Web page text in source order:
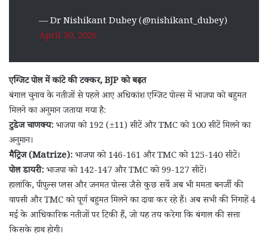
— Dr Nishikant Dubey (@nishikant_dubey)
April 30, 2026
एग्जिट पोल में कांटे की टक्कर, BJP को बढ़त
बंगाल चुनाव के नतीजों से पहले आए अधिकांश एग्जिट पोल्स में भाजपा को बहुमत
मिलने का अनुमान जताया गया है:
टुडेज चाणक्य: भाजपा को 192 (±11) सीटें और TMC को 100 सीटें मिलने का
अनुमान।
मैट्रिज (Matrize): भाजपा को 146-161 और TMC को 125-140 सीटें।
पोल डायरी: भाजपा को 142-147 और TMC को 99-127 सीटें।
हालांकि, पीपुल्स प्लस और जनमत पोल्स जैसे कुछ सर्वे अब भी ममता बनर्जी की
वापसी और TMC को पूर्ण बहुमत मिलने का दावा कर रहे हैं। अब सभी की निगाहें 4
मई के आधिकारिक नतीजों पर टिकी हैं, जो यह तय करेगा कि बंगाल की सत्ता
किसके हाथ होगी।